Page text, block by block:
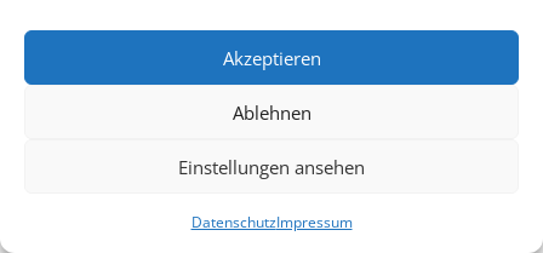
Akzeptieren
Ablehnen
Einstellungen ansehen
DatenschutzImpressum